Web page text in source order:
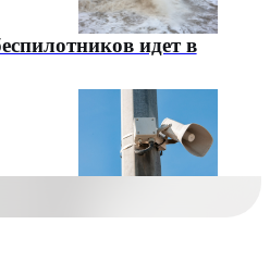
идет в